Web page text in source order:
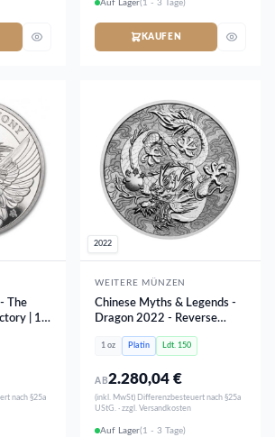
Auf Lager(1 - 3 Tage)
KAUFEN
The
| 1
nach §25a
2022
WEITERE MÜNZEN
Chinese Myths & Legends -
Dragon 2022 - Reverse
PROOF | 1oz Platinum
1 oz Platin Ldt. 150
AB2.280,04€
(inkl. MwSt) Differenzbesteuert nach §25a
UStG. · zzgl. Versandkosten
Auf Lager(1 - 3 Tage)